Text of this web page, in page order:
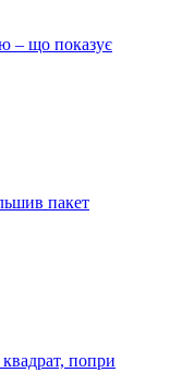
– що показує
пакет
попри